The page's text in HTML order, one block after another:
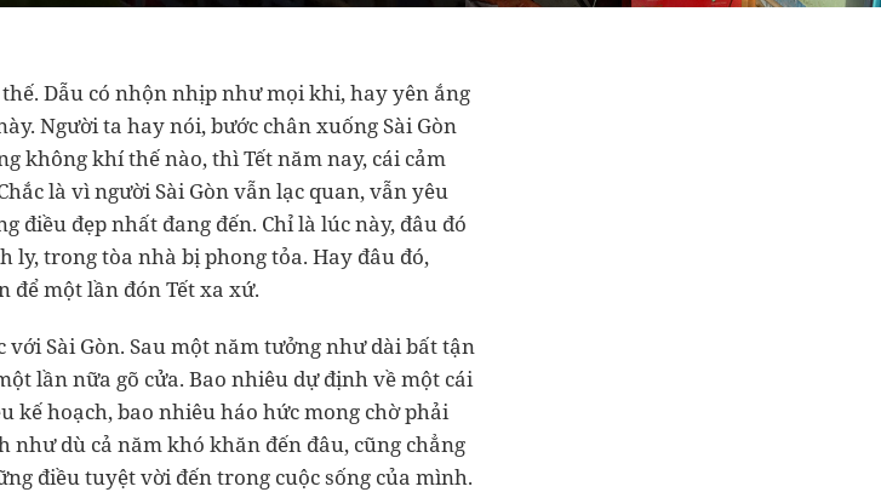
Dẫu có nhộn nhịp như mọi khi, hay yên ắng
Người ta hay nói, bước chân xuống Sài Gòn
không khí thế nào, thì Tết năm nay, cái cảm
là vì người Sài Gòn vẫn lạc quan, vẫn yêu
điều đẹp nhất đang đến. Chỉ là lúc này, đâu đó
ly, trong tòa nhà bị phong tỏa. Hay đâu đó,
để một lần đón Tết xa xứ.
Sài Gòn. Sau một năm tưởng như dài bất tận
lần nữa gõ cửa. Bao nhiêu dự định về một cái
kế hoạch, bao nhiêu háo hức mong chờ phải
như dù cả năm khó khăn đến đâu, cũng chẳng
điều tuyệt vời đến trong cuộc sống của mình.